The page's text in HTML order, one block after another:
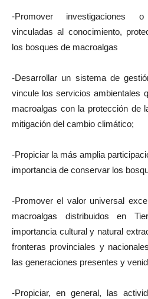
-Promover investigaciones
vinculadas al conocimiento,
los bosques de macroalgas
-Desarrollar un sistema de
vincule los servicios ambientales
macroalgas con la protección de
mitigación del cambio climático;
-Propiciar la más amplia
importancia de conservar los
-Promover el valor universal
macroalgas distribuidos en
importancia cultural y natural
fronteras provinciales y
las generaciones presentes y
-Propiciar, en general, las